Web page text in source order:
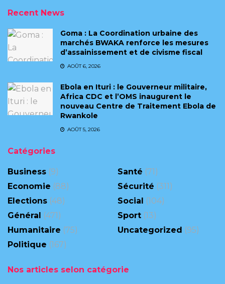
Recent News
Goma : La Coordination urbaine des
marchés BWAKA renforce les mesures
d’assainissement et de civisme fiscal
AOÛT 6, 2026
Ebola en Ituri : le Gouverneur militaire,
Africa CDC et l’OMS inaugurent le
nouveau Centre de Traitement Ebola de
Rwankole
AOÛT 5, 2026
Catégories
Business (9)
Economie (88)
Elections (48)
Général
(471)
Humanitaire (75)
Politique (167)
Santé (71)
Sécurité (311)
Social
(104)
Sport (13)
Uncategorized (95)
Nos articles selon catégorie